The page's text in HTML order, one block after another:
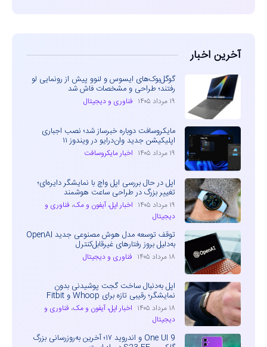
آخرین اخبار
گوگل‌بوک‌های ایسوس و لنوو پیش از رونمایی لو
رفتند؛ طراحی و مشخصات فاش شد
۱۹ مرداد ۱۴۰۵ فناوری و دیجیتال
مایکروسافت دوباره خبرساز شد؛ نصب اجباری
اپلیکیشن جدید وان‌درایو در ویندوز ۱۱
۱۹ مرداد ۱۴۰۵ اخبار مایکروسافت
اپل در حال بررسی اپل واچ با نمایشگر دایره‌ای؛
تغییر بزرگ در طراحی ساعت هوشمند
۱۹ مرداد ۱۴۰۵ اخبار اپل، آیفون و مک، فناوری و
دیجیتال
توقف توسعه مدل هوش مصنوعی جدید OpenAI
به‌دلیل بروز رفتارهای غیرقابل‌کنترل
۱۸ مرداد ۱۴۰۵ فناوری و دیجیتال
اپل به‌دنبال ساخت گجت پوشیدنی بدون
نمایشگر؛ رقیبی تازه برای Whoop و Fitbit
۱۸ مرداد ۱۴۰۵ اخبار اپل، آیفون و مک، فناوری و
دیجیتال
One UI 9 و اندروید ۱۷؛ آخرین به‌روزرسانی بزرگ